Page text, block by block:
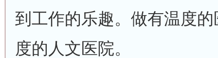
到工作的乐趣。做有温度
度的人文医院。